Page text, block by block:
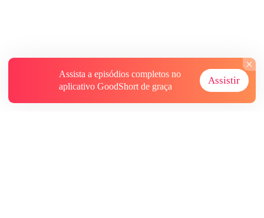
Assista a episódios completos no
aplicativo GoodShort de graça
Assistir